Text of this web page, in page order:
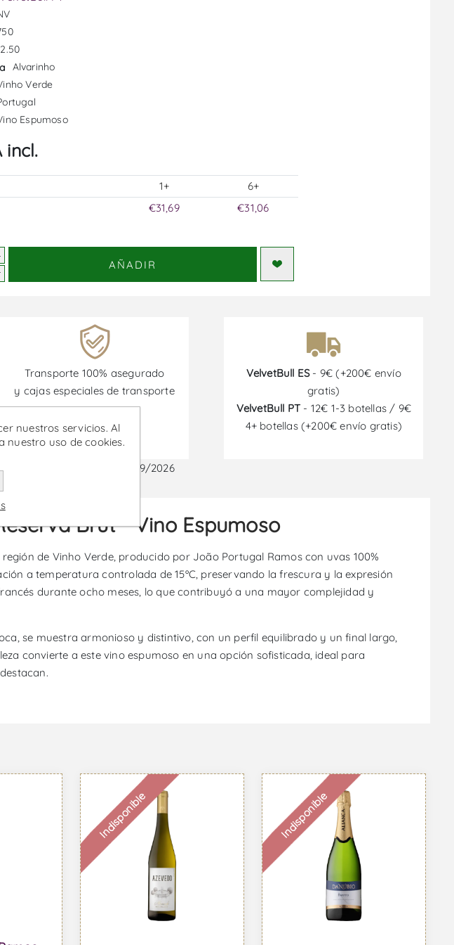
Alvarinho
Verde
Espumoso
incl.
1+
6+
€31,69 €31,06
AÑADIR
Transporte 100% asegurado
y cajas especiales de transporte
VelvetBull ES- 9€ (+200€ envío
gratis)
VelvetBull PT - 12€ 1-3 botellas / 9€
4+ botellas (+200€ envío gratis)
30/06/2026 hasta el 30/09/2026
Brut - Vino Espumoso
de Vinho Verde, producido por João Portugal Ramos con uvas 100%
a temperatura controlada de 15ºC, preservando la frescura y la expresión
durante ocho meses, lo que contribuyó a una mayor complejidad y
se muestra armonioso y distintivo, con un perfil equilibrado y un final largo,
convierte a este vino espumoso en una opción sofisticada, ideal para
Indisponible Indisponible
nuestros servicios. Al
nuestro uso de cookies.